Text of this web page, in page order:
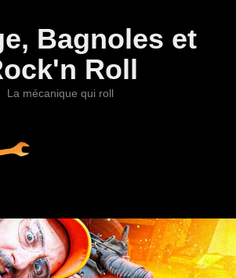
Bagnoles et
Roll
La mécanique qui roll